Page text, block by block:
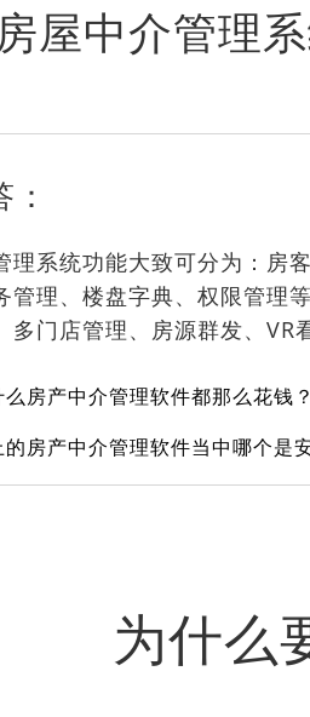
房屋中介管理
理系统功能大致可分为：房
管理、楼盘字典、权限管理
多门店管理、房源群发、VR
么房产中介管理软件都那么花钱？
的房产中介管理软件当中哪个是
为什么